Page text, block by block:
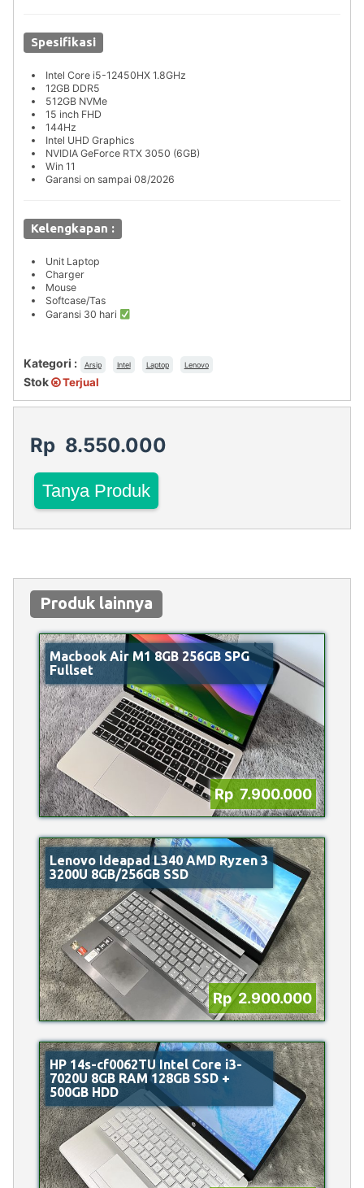
Spesifikasi
Intel Core i5-12450HX 1.8GHz
12GB DDR5
512GB NVMe
15 inch FHD
144Hz
Intel UHD Graphics
NVIDIA GeForce RTX 3050 (6GB)
Win 11
Garansi on sampai 08/2026
Kelengkapan :
Unit Laptop
Charger
Mouse
Softcase/Tas
Garansi 30 hari
Kategori : Arsip Intel Laptop Lenovo
Stok Terjual
Rp 8.550.000
Tanya Produk
Produk lainnya
Macbook Air M1 8GB 256GB SPG
Fullset
Rp 7.900.000
Lenovo Ideapad L340 AMD Ryzen 3
3200U 8GB/256GB SSD
Rp 2.900.000
HP 14s-cf0062TU Intel Core i3-
7020U 8GB RAM 128GB SSD +
500GB HDD